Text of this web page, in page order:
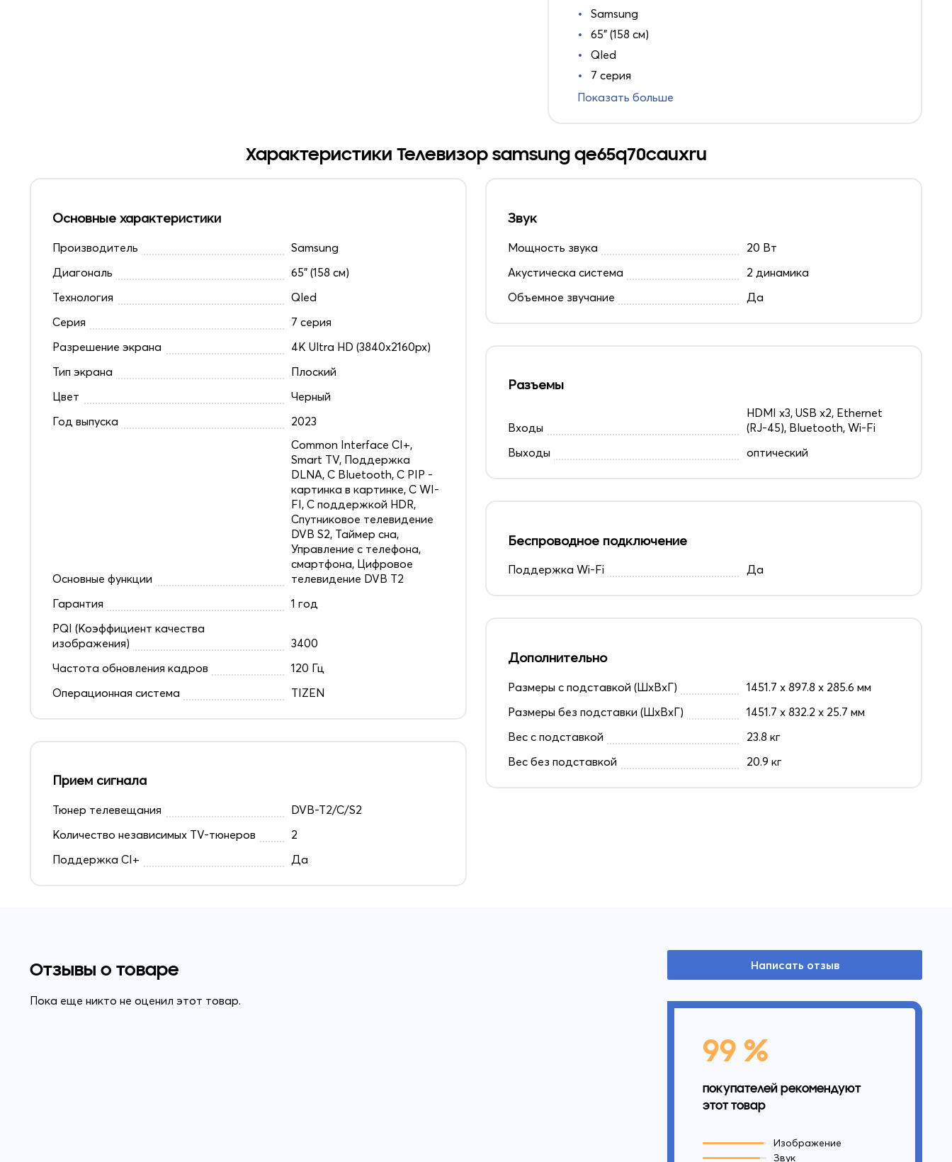
Samsung
65" (158 см)
Qled
7 серия
Показать больше
Характеристики Телевизор samsung qe65q70cauxru
Основные характеристики
Производитель
Samsung
Диагональ
65" (158 см)
Технология
Qled
Серия
7 серия
Разрешение экрана
4K Ultra HD (3840x2160px)
Тип экрана
Плоский
Цвет
Черный
Год выпуска
2023
Основные функции
Common Interface CI+,
Smart TV, Поддержка
DLNA, С Bluetooth, С PIP -
картинка в картинке, С WI-
FI, С поддержкой HDR,
Спутниковое телевидение
DVB S2, Таймер сна,
Управление с телефона,
смартфона, Цифровое
телевидение DVB T2
Гарантия
1 год
PQI (Коэффициент качества
изображения)
3400
Частота обновления кадров
120 Гц
Операционная система
TIZEN
Прием сигнала
Тюнер телевещания
DVB-T2/C/S2
Количество независимых TV-тюнеров
2
Поддержка CI+
Да
Звук
Мощность звука
20 Вт
Акустическа система
2 динамика
Объемное звучание
Да
Разъемы
Входы
HDMI x3, USB x2, Ethernet
(RJ-45), Bluetooth, Wi-Fi
Выходы
оптический
Беспроводное подключение
Поддержка Wi-Fi Да
Дополнительно
Размеры с подставкой (ШxВxГ)
1451.7 x 897.8 x 285.6 мм
Размеры без подставки (ШxВxГ)
1451.7 x 832.2 x 25.7 мм
Вес с подставкой
23.8 кг
Вес без подставкой
20.9 кг
Отзывы о товаре
Пока еще никто не оценил этот товар.
Написать отзыв
99 %
покупателей рекомендуют
этот товар
Изображение
Звук